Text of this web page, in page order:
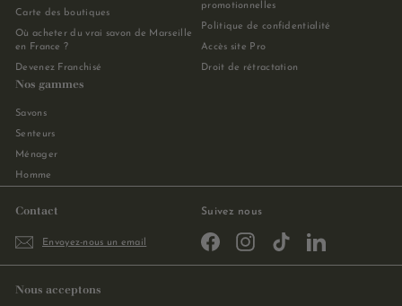
Carte des boutiques
Où acheter du vrai savon de Marseille
en France ?
Devenez Franchisé
promotionnelles
Politique de confidentialité
Accès site Pro
Droit de rétractation
Nos gammes
Savons
Senteurs
Ménager
Homme
Contact
Envoyez-nous un email
Suivez nous
FacebookInstagramTikTok LinkedIn
Nous acceptons